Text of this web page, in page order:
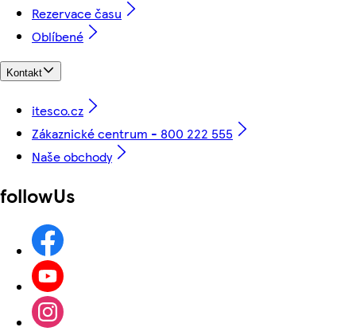
Rezervace času
Oblíbené
Kontakt
itesco.cz
Zákaznické centrum - 800 222 555
Naše obchody
followUs